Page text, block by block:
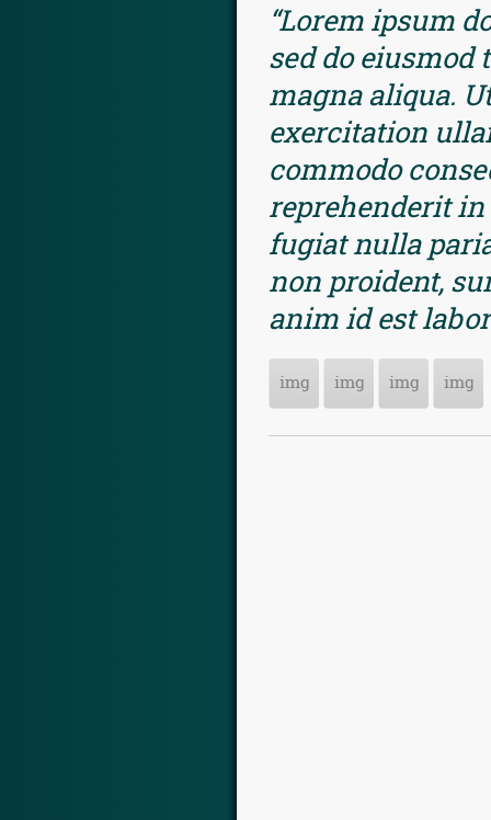
“Lorem ipsum
sed do
magna aliqua.
exercitation
commodo
reprehenderit
fugiat nulla
non proident,
anim id est